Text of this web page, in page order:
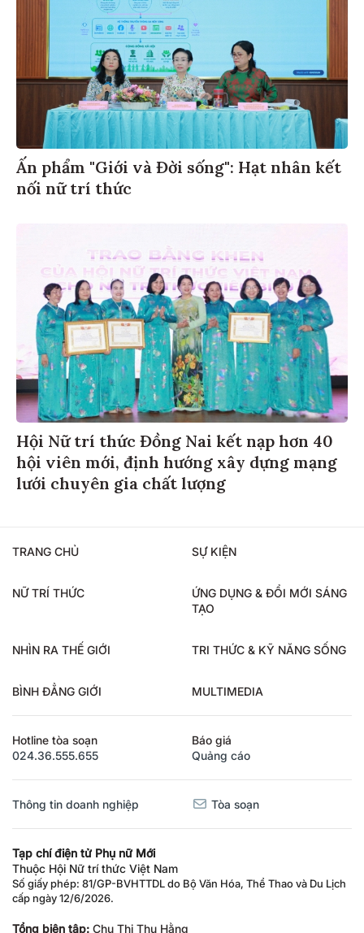
Ấn phẩm "Giới và Đời sống": Hạt nhân kết
nối nữ trí thức
Hội Nữ trí thức Đồng Nai kết nạp hơn 40
hội viên mới, định hướng xây dựng mạng
lưới chuyên gia chất lượng
TRANG CHỦ SỰ KIỆN
NỮ TRÍ THỨC
ỨNG DỤNG & ĐỔI MỚI SÁNG
TẠO
NHÌN RA THẾ GIỚI TRI THỨC & KỸ NĂNG SỐNG
BÌNH ĐẲNG GIỚI MULTIMEDIA
Hotline tòa soạn
024.36.555.655
Báo giá
Quảng cáo
Thông tin doanh nghiệp Tòa soạn
Tạp chí điện tử Phụ nữ Mới
Thuộc Hội Nữ trí thức Việt Nam
Số giấy phép: 81/GP-BVHTTDL do Bộ Văn Hóa, Thể Thao và Du Lịch
cấp ngày 12/6/2026.